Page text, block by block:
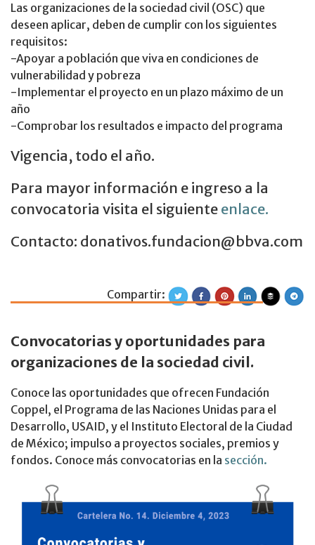
Las organizaciones de la sociedad civil (OSC) que
deseen aplicar, deben de cumplir con los siguientes
requisitos:
-Apoyar a población que viva en condiciones de
vulnerabilidad y pobreza
-Implementar el proyecto en un plazo máximo de un
año
-Comprobar los resultados e impacto del programa
Vigencia, todo el año.
Para mayor información e ingreso a la
convocatoria visita el siguiente enlace.
Contacto: donativos.fundacion@bbva.com
Cartelera de
Compartir:
Convocatorias y oportunidades para
organizaciones de la sociedad civil.
Conoce las oportunidades que ofrecen Fundación
Coppel, el Programa de las Naciones Unidas para el
Desarrollo, USAID, y el Instituto Electoral de la Ciudad
de México; impulso a proyectos sociales, premios y
fondos. Conoce más convocatorias en la sección.